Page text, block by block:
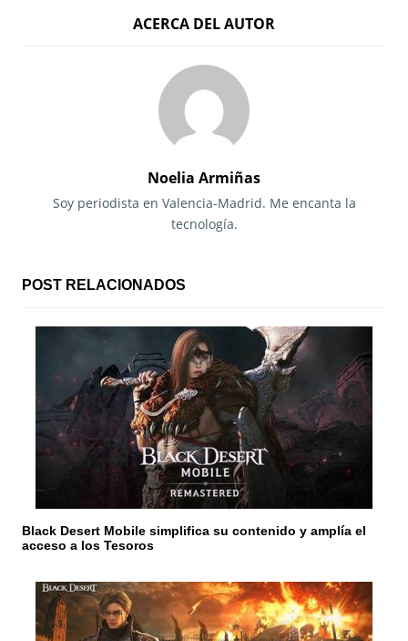
n
n
a
d
a
s
ACERCA DEL AUTOR
Noelia Armiñas
Soy periodista en Valencia-Madrid. Me encanta la
tecnología.
POST RELACIONADOS
Black Desert Mobile simplifica su contenido y amplía el
acceso a los Tesoros